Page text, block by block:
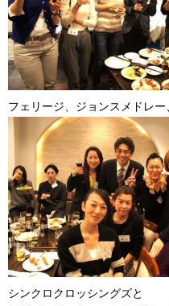
フェリージ、ジョンスメドレー
シンクロクロッシングズと